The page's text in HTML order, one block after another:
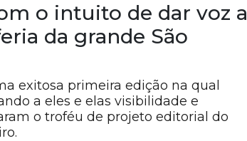
o intuito de dar voz a
da grande São
exitosa primeira edição na qual
a eles e elas visibilidade e
o troféu de projeto editorial do